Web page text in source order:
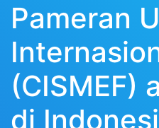
Pameran
(CISMEF)
di